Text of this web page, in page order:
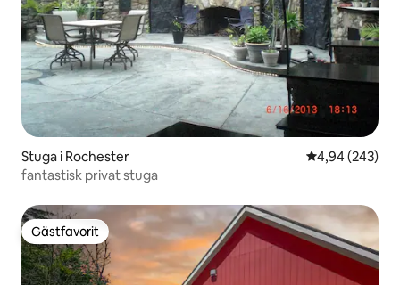
Stuga i Rochester 4,94 av 5 i
4,94 (243)
fantastisk privat stuga
Gästfavorit
Gästfavorit